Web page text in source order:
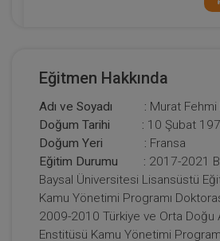
Eğitmen Hakkında
Adı ve Soyadı : Murat Fehmi
Doğum Tarihi : 10
Doğum Yeri : Fransa
Eğitim Durumu : 2017-2021
Baysal Üniversitesi Lisansüstü
Kamu Yönetimi Programı
2009-2010 Türkiye ve Orta Doğu
Enstitüsü Kamu Yönetimi